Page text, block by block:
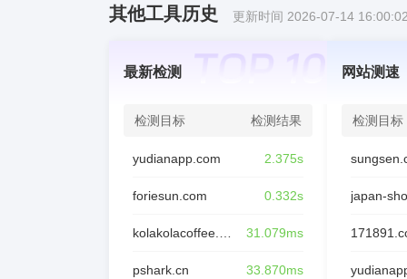
其他工具历史 更新时间 2026-07-14
最新检测
检测目标 检测结果
yudianapp.com 2.375s
foriesun.com 0.332s
31.079ms
pshark.cn 33.870ms
网站测速
检测目标
japan-